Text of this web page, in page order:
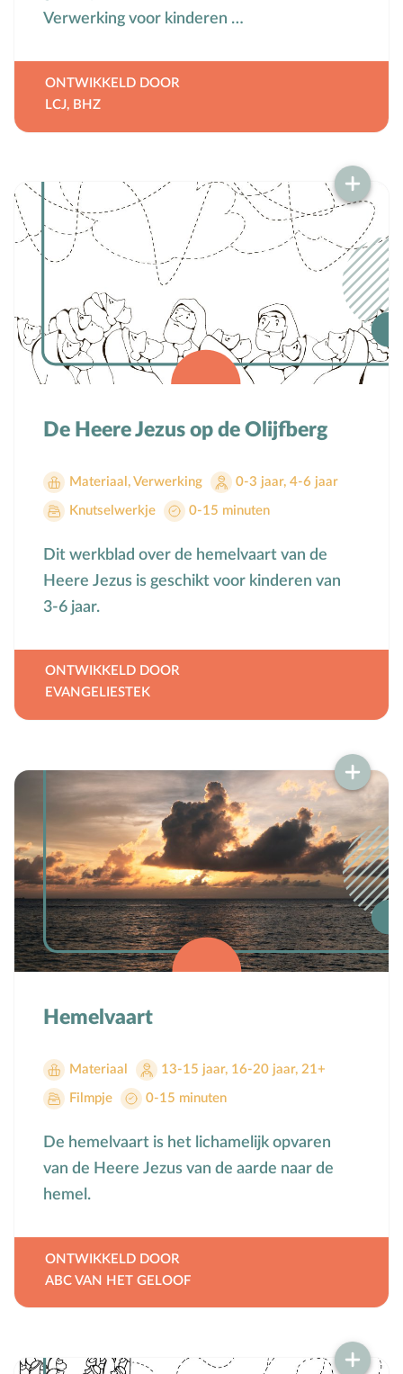
Verwerking voor kinderen …
ONTWIKKELD DOOR
LCJ, BHZ
De Heere Jezus op de Olijfberg
Materiaal , Verwerking 0-3 jaar,4-6 jaar
Knutselwerkje 0-15 minuten
Dit werkblad over de hemelvaart van de
Heere Jezus is geschikt voor kinderen van
3-6 jaar.
ONTWIKKELD DOOR
EVANGELIESTEK
Hemelvaart
Materiaal 13-15 jaar, 16-20 jaar, 21+
Filmpje 0-15 minuten
De hemelvaart is het lichamelijk opvaren
van de Heere Jezus van de aarde naar de
hemel.
ONTWIKKELD DOOR
ABC VAN HET GELOOF